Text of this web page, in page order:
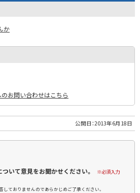
か
お問い合わせはこちら
公開日：2013年6月18日
ついて意見をお聞かせください。 ※必須入力
しておりませんのであらかじめご了承ください。